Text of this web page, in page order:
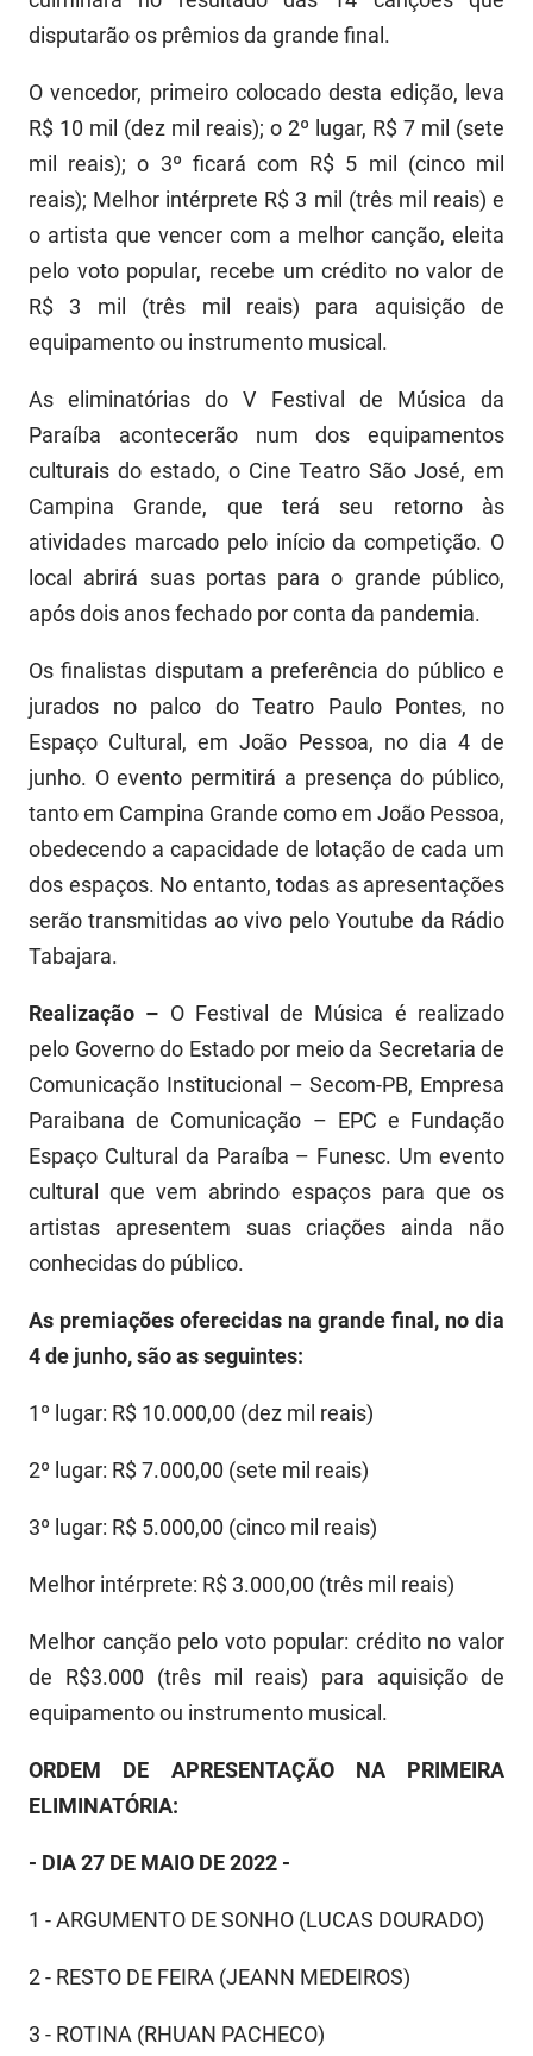
Segurança e Defesa Social
Turismo e Desenvolvimento Econômico
IPHAEP
JUCEP
LOTEP
PBGÁS
PBTUR
PBPREV
Projeto Cooperar
PROCASE
PROCON
Polícia Militar
Polícia Civil
SUPLAN
disputarão os prêmios da grande final.
O vencedor, primeiro colocado desta edição, leva
R$ 10 mil (dez mil reais); o 2º lugar, R$ 7 mil (sete
mil reais); o 3º ficará com R$ 5 mil (cinco mil
reais); Melhor intérprete R$ 3 mil (três mil reais) e
o artista que vencer com a melhor canção, eleita
pelo voto popular, recebe um crédito no valor de
R$ 3 mil (três mil reais) para aquisição de
equipamento ou instrumento musical.
As eliminatórias do V Festival de Música da
Paraíba acontecerão num dos equipamentos
culturais do estado, o Cine Teatro São José, em
Campina Grande, que terá seu retorno às
atividades marcado pelo início da competição. O
local abrirá suas portas para o grande público,
após dois anos fechado por conta da pandemia.
Os finalistas disputam a preferência do público e
jurados no palco do Teatro Paulo Pontes, no
Espaço Cultural, em João Pessoa, no dia 4 de
junho. O evento permitirá a presença do público,
tanto em Campina Grande como em João Pessoa,
obedecendo a capacidade de lotação de cada um
dos espaços. No entanto, todas as apresentações
serão transmitidas ao vivo pelo Youtube da Rádio
Tabajara.
Realização – O Festival de Música é realizado
pelo Governo do Estado por meio da Secretaria de
Comunicação Institucional – Secom-PB, Empresa
Paraibana de Comunicação – EPC e Fundação
Espaço Cultural da Paraíba – Funesc. Um evento
cultural que vem abrindo espaços para que os
artistas apresentem suas criações ainda não
conhecidas do público.
As premiações oferecidas na grande final, no dia
4 de junho, são as seguintes:
1º lugar: R$ 10.000,00 (dez mil reais)
2º lugar: R$ 7.000,00 (sete mil reais)
3º lugar: R$ 5.000,00 (cinco mil reais)
Melhor intérprete: R$ 3.000,00 (três mil reais)
Melhor canção pelo voto popular: crédito no valor
de R$3.000 (três mil reais) para aquisição de
equipamento ou instrumento musical.
ORDEM DE APRESENTAÇÃO NA PRIMEIRA
ELIMINATÓRIA:
- DIA 27 DE MAIO DE 2022 -
1 - ARGUMENTO DE SONHO (LUCAS DOURADO)
2 - RESTO DE FEIRA (JEANN MEDEIROS)
3 - ROTINA (RHUAN PACHECO)